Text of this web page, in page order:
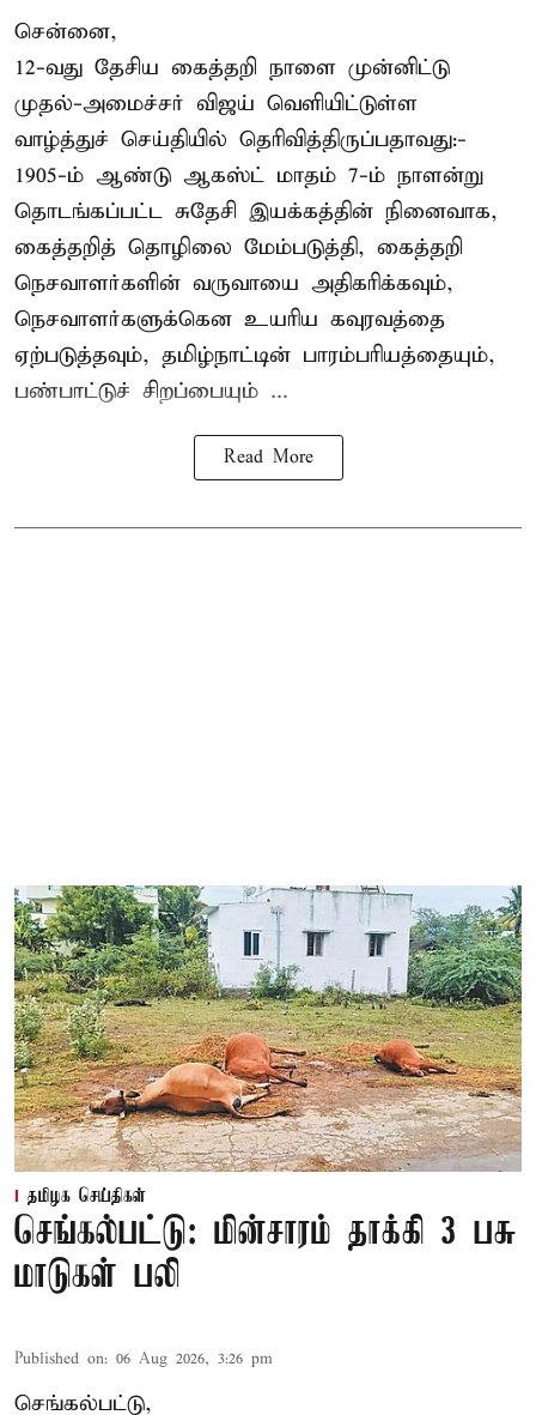
சென்னை,
12-வது தேசிய கைத்தறி நாளை முன்னிட்டு
முதல்-அமைச்சர் விஜய் வெளியிட்டுள்ள
வாழ்த்துச் செய்தியில் தெரிவித்திருப்பதாவது:-
1905-ம் ஆண்டு ஆகஸ்ட் மாதம் 7-ம் நாளன்று
தொடங்கப்பட்ட சுதேசி இயக்கத்தின் நினைவாக,
கைத்தறித் தொழிலை மேம்படுத்தி, கைத்தறி
நெசவாளர்களின் வருவாயை அதிகரிக்கவும்,
நெசவாளர்களுக்கென உயரிய கவுரவத்தை
ஏற்படுத்தவும், தமிழ்நாட்டின் பாரம்பரியத்தையும்,
பண்பாட்டுச் சிறப்பையும் ...
Read More
தமிழக செய்திகள்
செங்கல்பட்டு: மின்சாரம் தாக்கி 3 பசு
மாடுகள் பலி
Published on: 06 Aug 2026, 3:26 pm
செங்கல்பட்டு,